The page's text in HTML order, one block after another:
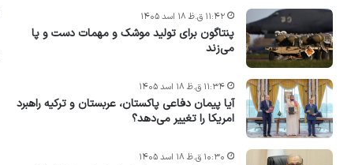
پنتاگون برای تولید موشک و مهمات دست و پا
می‌زند
۱۱:۴۲ ق.ظ ۱۸ اسد ۱۴۰۵
آیا پیمان دفاعی پاکستان، عربستان و ترکیه راهبرد
امریکا را تغییر می‌دهد؟
۱۱:۳۴ ق.ظ ۱۸ اسد ۱۴۰۵
۱۰:۳۰ ق.ظ ۱۸ اسد ۱۴۰۵